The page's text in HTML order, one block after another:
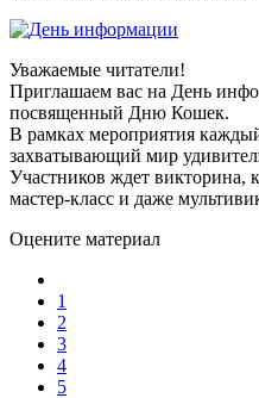
Уважаемые читатели!
Приглашаем вас на День
посвященный Дню Кошек.
В рамках мероприятия
захватывающий мир
Участников ждет викторина,
мастер-класс и даже
Оцените материал
1
2
3
4
5